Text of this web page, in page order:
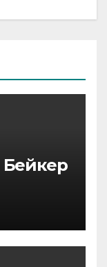
знать!